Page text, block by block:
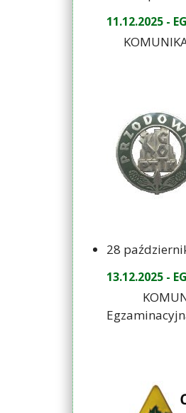
04 listopad
11.12.2025 -
28
13.12.2025 -